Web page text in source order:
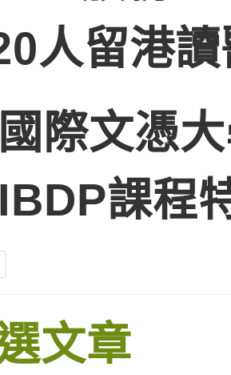
人留港
國際文憑
IBDP課程
文章